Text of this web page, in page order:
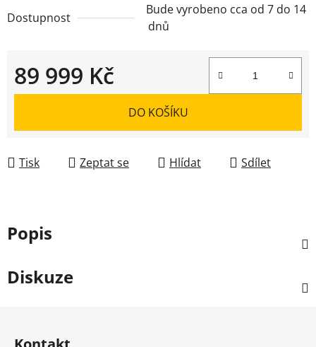
Dostupnost
Bude vyrobeno cca od 7 do 14
dnů
89 999 Kč
Měrná cena:
DO KOŠÍKU
Tisk Zeptat se Hlídat Sdílet
Popis
Diskuze